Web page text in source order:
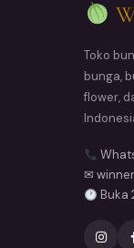
Toko
bunga,
flower,
✉
Buka